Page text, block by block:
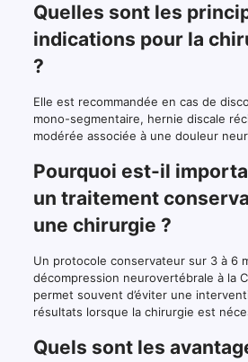
Quelles sont les
indications pour la
?
Elle est recommandée en cas de
mono-segmentaire, hernie discale
modérée associée à une douleur
Pourquoi est-il
un traitement
une chirurgie ?
Un protocole conservateur sur 3 à 6
décompression neurovertébrale à la
permet souvent d’éviter une
résultats lorsque la chirurgie est
Quels sont les